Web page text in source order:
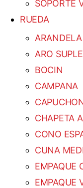
SOPORTE
RUEDA
ARO
BOCIN
CAMPANA
CHAPETA
CONO
CUNA
EMPAQUE
EMPAQUE